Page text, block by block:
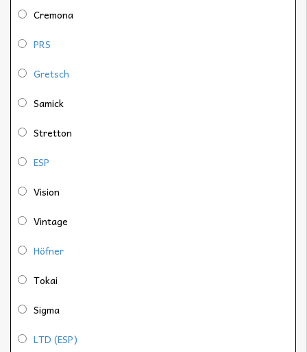
Cremona
PRS
Gretsch
Samick
Stretton
ESP
Vision
Vintage
Höfner
Tokai
Sigma
LTD (ESP)